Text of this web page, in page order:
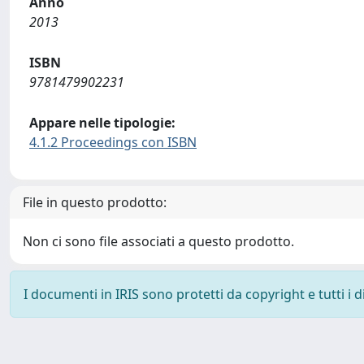
2013
ISBN
9781479902231
Appare nelle tipologie:
4.1.2 Proceedings con ISBN
File in questo prodotto:
Non ci sono file associati a questo prodotto.
I documenti in IRIS sono protetti da copyright e tutti i